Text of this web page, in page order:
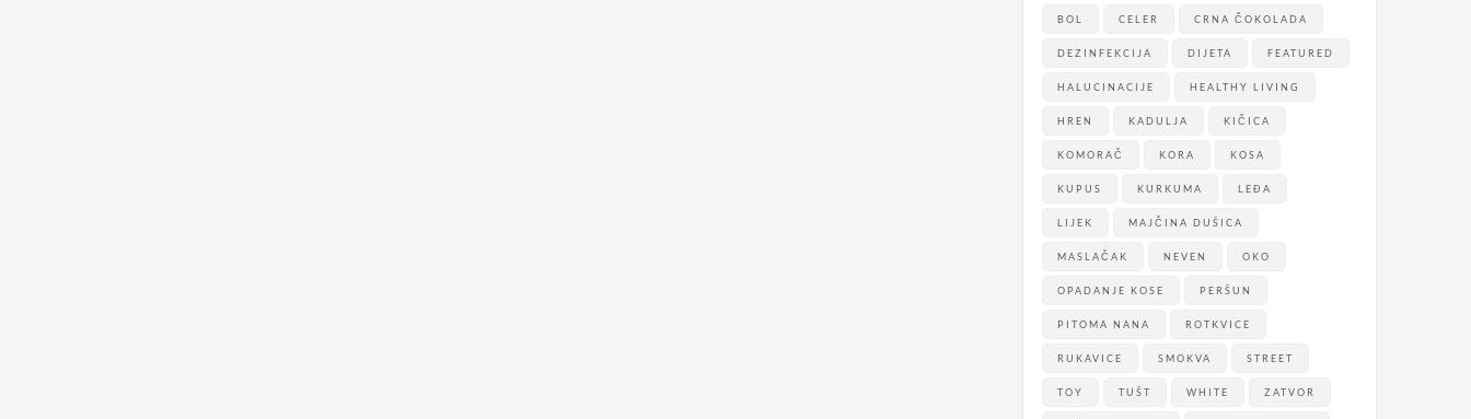
BOL CELER CRNA ČOKOLADA
DEZINFEKCIJA DIJETA FEATURED
HALUCINACIJE HEALTHY LIVING
HREN KADULJA KIČICA
KOMORAČ KORA KOSA
KUPUS KURKUMA LEĐA
LIJEK MAJČINA DUŠICA
MASLAČAK NEVEN OKO
OPADANJE KOSE PERŠUN
PITOMA NANA ROTKVICE
RUKAVICE SMOKVA STREET
TOY TUŠT WHITE ZATVOR